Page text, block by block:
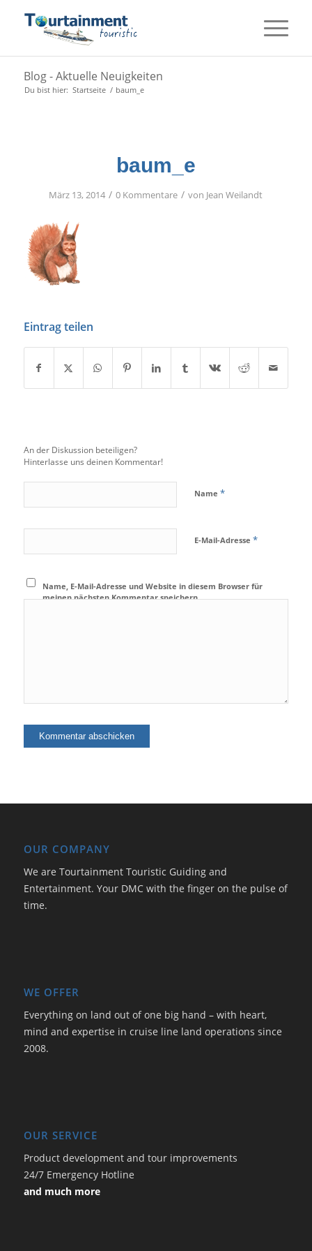
Blog - Aktuelle Neuigkeiten
Du bist hier: Startseite / baum_e
baum_e
März 13, 2014 / 0 Kommentare / von Jean Weilandt
Eintrag teilen
An der Diskussion beteiligen?
Hinterlasse uns deinen Kommentar!
Name *
E-Mail-Adresse *
Name, E-Mail-Adresse und Website in diesem Browser für
meinen nächsten Kommentar speichern.
OUR COMPANY
We are Tourtainment Touristic Guiding and
Entertainment. Your DMC with the finger on the pulse of
time.
WE OFFER
Everything on land out of one big hand – with heart,
mind and expertise in cruise line land operations since
2008.
OUR SERVICE
Product development and tour improvements
24/7 Emergency Hotline
and much more